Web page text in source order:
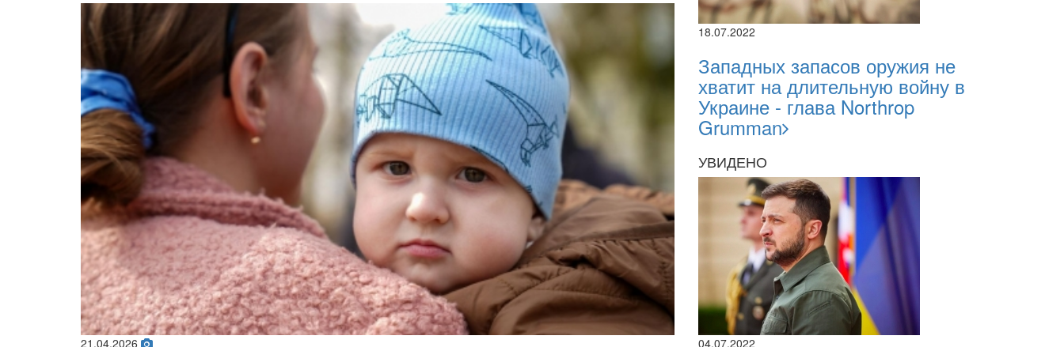
21.04.2026 02.02.2026
18.07.2022
Западных запасов оружия не
хватит на длительную войну в
Украине - глава Northrop
Grumman
УВИДЕНО
04.07.2022